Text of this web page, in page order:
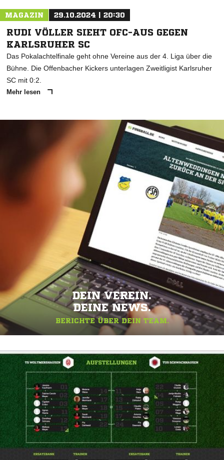
MAGAZIN 29.10.2024 | 20:30
RUDI VÖLLER SIEHT OFC-AUS GEGEN
KARLSRUHER SC
Das Pokalachtelfinale geht ohne Vereine aus der 4. Liga über die
Bühne. Die Offenbacher Kickers unterlagen Zweitligist Karlsruher
SC mit 0:2.
Mehr lesen
DEIN VEREIN.
DEINE NEWS.
BERICHTE ÜBER DEIN TEAM.